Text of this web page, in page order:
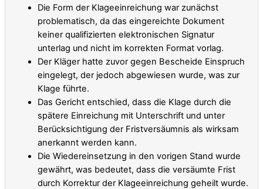
Die Form der Klageeinreichung war zunächst
problematisch, da das eingereichte Dokument
keiner qualifizierten elektronischen Signatur
unterlag und nicht im korrekten Format vorlag.
Der Kläger hatte zuvor gegen Bescheide Einspruch
eingelegt, der jedoch abgewiesen wurde, was zur
Klage führte.
Das Gericht entschied, dass die Klage durch die
spätere Einreichung mit Unterschrift und unter
Berücksichtigung der Fristversäumnis als wirksam
anerkannt werden kann.
Die Wiedereinsetzung in den vorigen Stand wurde
gewährt, was bedeutet, dass die versäumte Frist
durch Korrektur der Klageeinreichung geheilt wurde.